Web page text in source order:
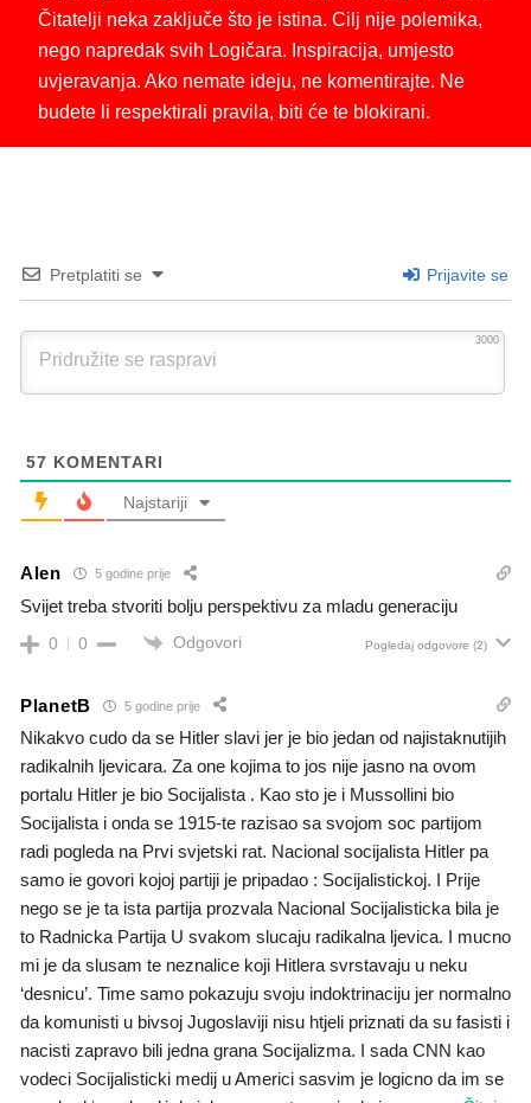
Čitatelji neka zaključe što je istina. Cilj nije polemika,
nego napredak svih Logičara. Inspiracija, umjesto
uvjeravanja. Ako nemate ideju, ne komentirajte. Ne
budete li respektirali pravila, biti će te blokirani.
Pretplatiti se Prijavite se
3000
57 KOMENTARI
Najstariji
Alen 5 godine prije
Svijet treba stvoriti bolju perspektivu za mladu generaciju
0 0 Odgovori Pogledaj odgovore (2)
PlanetB 5 godine prije
Nikakvo cudo da se Hitler slavi jer je bio jedan od najistaknutijih
radikalnih ljevicara. Za one kojima to jos nije jasno na ovom
portalu Hitler je bio Socijalista . Kao sto je i Mussollini bio
Socijalista i onda se 1915-te razisao sa svojom soc partijom
radi pogleda na Prvi svjetski rat. Nacional socijalista Hitler pa
samo ie govori kojoj partiji je pripadao : Socijalistickoj. I Prije
nego se je ta ista partija prozvala Nacional Socijalisticka bila je
to Radnicka Partija U svakom slucaju radikalna ljevica. I mucno
mi je da slusam te neznalice koji Hitlera svrstavaju u neku
‘desnicu’. Time samo pokazuju svoju indoktrinaciju jer normalno
da komunisti u bivsoj Jugoslaviji nisu htjeli priznati da su fasisti i
nacisti zapravo bili jedna grana Socijalizma. I sada CNN kao
vodeci Socijalisticki medij u Americi sasvim je logicno da im se